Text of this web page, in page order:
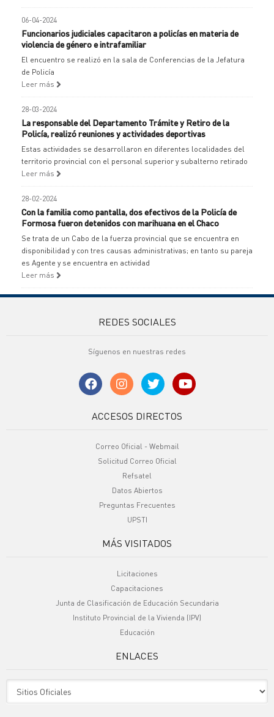
06-04-2024
Funcionarios judiciales capacitaron a policías en materia de
violencia de género e intrafamiliar
El encuentro se realizó en la sala de Conferencias de la Jefatura
de Policía
Leer más
28-03-2024
La responsable del Departamento Trámite y Retiro de la
Policía, realizó reuniones y actividades deportivas
Estas actividades se desarrollaron en diferentes localidades del
territorio provincial con el personal superior y subalterno retirado
Leer más
28-02-2024
Con la familia como pantalla, dos efectivos de la Policía de
Formosa fueron detenidos con marihuana en el Chaco
Se trata de un Cabo de la fuerza provincial que se encuentra en
disponibilidad y con tres causas administrativas; en tanto su pareja
es Agente y se encuentra en actividad
Leer más
REDES SOCIALES
Síguenos en nuestras redes
ACCESOS DIRECTOS
Correo Oficial - Webmail
Solicitud Correo Oficial
Refsatel
Datos Abiertos
Preguntas Frecuentes
UPSTI
MÁS VISITADOS
Licitaciones
Capacitaciones
Junta de Clasificación de Educación Secundaria
Instituto Provincial de la Vivienda (IPV)
Educación
ENLACES